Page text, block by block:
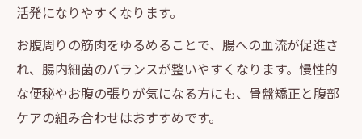
活発になりやすくなります。
お腹周りの筋肉をゆるめることで、腸への血流が促進さ
れ、腸内細菌のバランスが整いやすくなります。慢性的
な便秘やお腹の張りが気になる方にも、骨盤矯正と腹部
ケアの組み合わせはおすすめです。